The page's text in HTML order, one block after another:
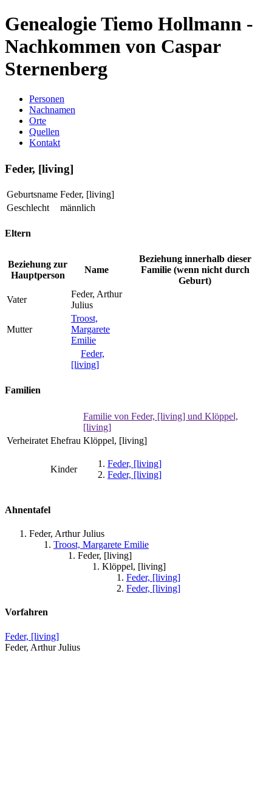
Genealogie Tiemo Hollmann -
Nachkommen von Caspar
Sternenberg
Personen
Nachnamen
Orte
Quellen
Kontakt
Feder, [living]
Geburtsname Feder, [living]
Geschlecht
männlich
Eltern
Beziehung zur
Hauptperson
Name
Beziehung innerhalb dieser
Familie (wenn nicht durch
Geburt)
Vater
Feder, Arthur
Julius
Mutter
Troost,
Margarete
Emilie
Feder,
[living]
Familien
Familie von Feder, [living] und Klöppel,
[living]
Verheiratet Ehefrau Klöppel, [living]
Kinder
Feder, [living]
Feder, [living]
Ahnentafel
Feder, Arthur Julius
Troost, Margarete Emilie
Feder, [living]
Klöppel, [living]
Feder, [living]
Feder, [living]
Vorfahren
Feder, [living]
Feder, Arthur Julius